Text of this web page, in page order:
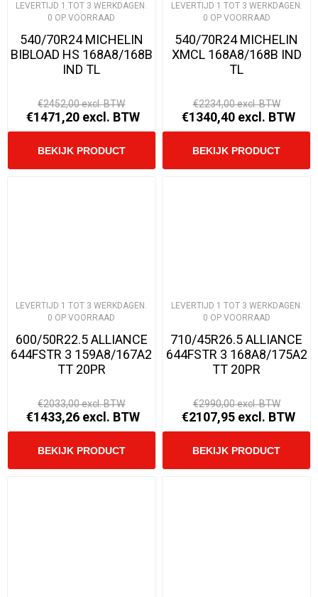
LEVERTIJD 1 TOT 3 WERKDAGEN.
0 OP VOORRAAD
540/70R24 MICHELIN
BIBLOAD HS 168A8/168B
IND TL
€2452,00 excl. BTW
€1471,20 excl. BTW
LEVERTIJD 1 TOT 3 WERKDAGEN.
0 OP VOORRAAD
540/70R24 MICHELIN
XMCL 168A8/168B IND
TL
€2234,00 excl. BTW
€1340,40 excl. BTW
LEVERTIJD 1 TOT 3 WERKDAGEN.
0 OP VOORRAAD
600/50R22.5 ALLIANCE
644FSTR 3 159A8/167A2
TT 20PR
€2033,00 excl. BTW
€1433,26 excl. BTW
LEVERTIJD 1 TOT 3 WERKDAGEN.
0 OP VOORRAAD
710/45R26.5 ALLIANCE
644FSTR 3 168A8/175A2
TT 20PR
€2990,00 excl. BTW
€2107,95 excl. BTW